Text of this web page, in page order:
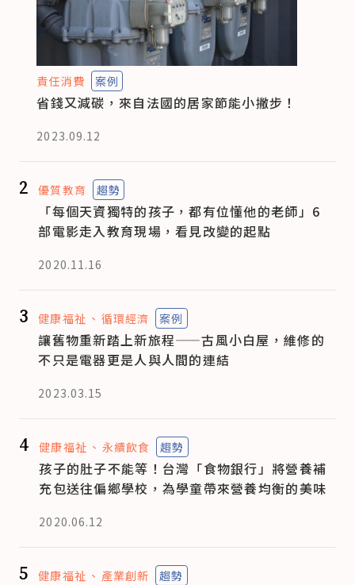
責任消費 案例
省錢又減碳，來自法國的居家節能小撇步！
2023.09.12
2 優質教育 趨勢
「每個天資獨特的孩子，都有位懂他的老師」6
部電影走入教育現場，看見改變的起點
2020.11.16
3 健康福祉 循環經濟 案例
讓舊物重新踏上新旅程——古風小白屋，維修的
不只是電器更是人與人間的連結
2023.03.15
4 健康福祉 永續飲食 趨勢
孩子的肚子不能等！台灣「食物銀行」將營養補
充包送往偏鄉學校，為學童帶來營養均衡的美味
2020.06.12
5 健康福祉 產業創新 趨勢